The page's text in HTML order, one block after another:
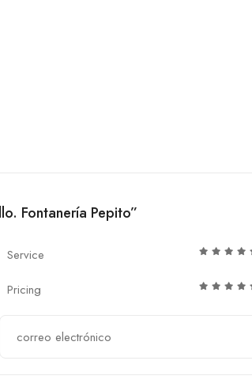
Fontanería Pepito”
Service
Pricing